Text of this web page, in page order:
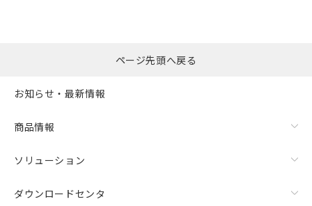
ページ先頭へ戻る
お知らせ・最新情報
商品情報
ソリューション
ダウンロードセンタ